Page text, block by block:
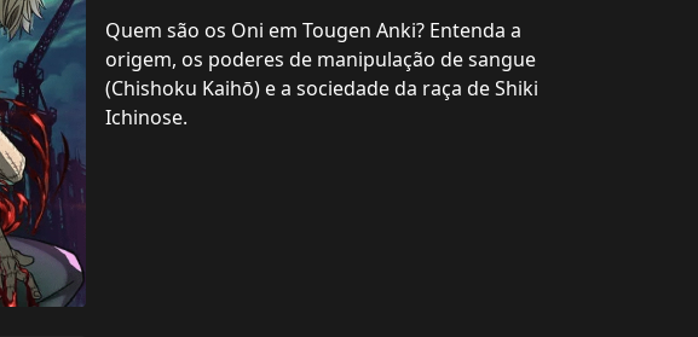
Quem são os Oni em Tougen Anki? Entenda a
origem, os poderes de manipulação de sangue
(Chishoku Kaihō) e a sociedade da raça de Shiki
Ichinose.